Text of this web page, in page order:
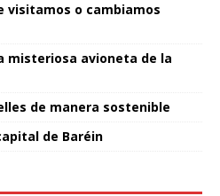
visitamos o cambiamos
misteriosa avioneta de la
de manera sostenible
de Baréin